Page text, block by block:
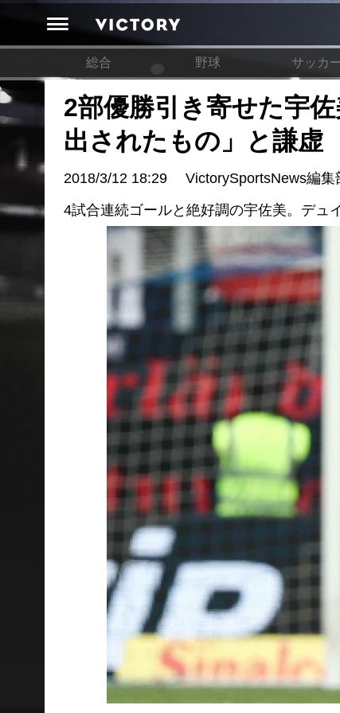
総合 野球 サッカ
2部優勝引き寄せた宇
出されたもの」と謙虚
2018/3/12 18:29
VictorySportsNews編集
4試合連続ゴールと絶好調の宇佐美。デュ